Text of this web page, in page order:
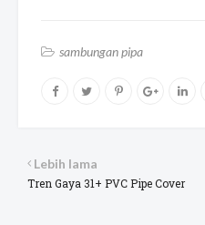
sambungan pipa
Lebih lama
Tren Gaya 31+ PVC Pipe Cover